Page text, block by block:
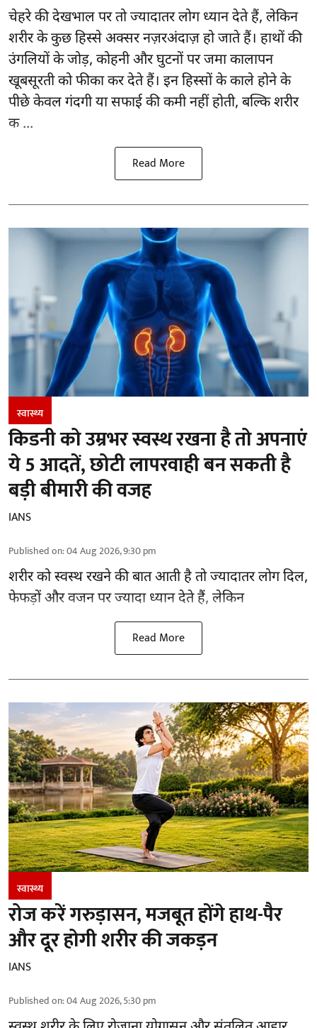
चेहरे की देखभालपर तो ज्यादातर लोग ध्यान देते हैं, लेकिन
शरीर के कुछ हिस्से अक्सर नज़रअंदाज़ हो जाते हैं। हाथों की
उंगलियों के जोड़, कोहनी और घुटनों पर जमा कालापन
खूबसूरती को फीका कर देते हैं। इन हिस्सों के काले होने के
पीछे केवल गंदगी या सफाई की कमी नहीं होती, बल्कि शरीर
क ...
Read More
स्वास्थ्य
किडनी को उम्रभर स्वस्थ रखना है तो अपनाएं
ये 5 आदतें, छोटी लापरवाही बन सकती है
बड़ी बीमारी की वजह
IANS
Published on:04 Aug 2026, 9:30 pm
शरीर को स्वस्थ रखने की बात आती है तो ज्यादातर लोग दिल,
फेफड़ों और वजन पर ज्यादा ध्यान देते हैं, लेकिन
Read More
स्वास्थ्य
रोज करें गरुड़ासन, मजबूत होंगे हाथ-पैर
और दूर होगी शरीर की जकड़न
IANS
Published on:04 Aug 2026, 5:30 pm